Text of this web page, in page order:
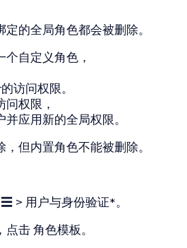
的全局角色都会被删除。
自定义角色，
访问权限。
权限，
应用新的全局权限。
但内置角色不能被删除。
> 用户与身份验证*。
点击角色模板。